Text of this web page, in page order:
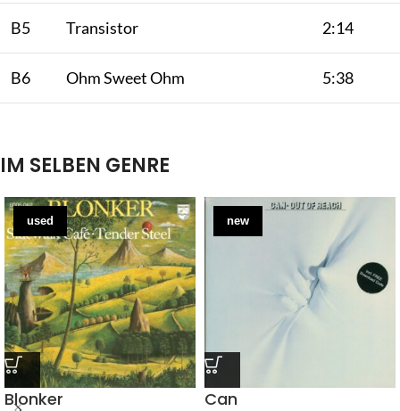
B5 Transistor 2:14
B6 Ohm Sweet Ohm 5:38
IM SELBEN GENRE
used
Blonker
new
Can